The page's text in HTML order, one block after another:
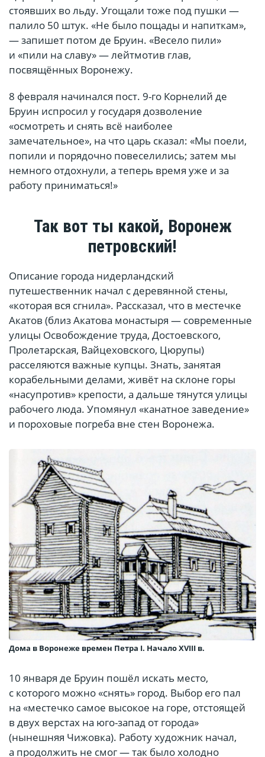
стоявших во льду. Угощали тоже под пушки —
палило 50 штук. «Не было пощады и напиткам»,
— запишет потом де Бруин. «Весело пили»
и «пили на славу» — лейтмотив глав,
посвящённых Воронежу.
8 февраля начинался пост. 9-го Корнелий де
Бруин испросил у государя дозволение
«осмотреть и снять всё наиболее
замечательное», на что царь сказал: «Мы поели,
попили и порядочно повеселились; затем мы
немного отдохнули, а теперь время уже и за
работу приниматься!»
Так вот ты какой, Воронеж
петровский!
Описание города нидерландский
путешественник начал с деревянной стены,
«которая вся сгнила». Рассказал, что в местечке
Акатов (близ Акатова монастыря — современные
улицы Освобождение труда, Достоевского,
Пролетарская, Вайцеховского, Цюрупы)
расселяются важные купцы. Знать, занятая
корабельными делами, живёт на склоне горы
«насупротив» крепости, а дальше тянутся улицы
рабочего люда. Упомянул «канатное заведение»
и пороховые погреба вне стен Воронежа.
Дома в Воронеже времен Петра I. Начало XVIII в.
10 января де Бруин пошёл искать место,
с которого можно «снять» город. Выбор его пал
на «местечко самое высокое на горе, отстоящей
в двух верстах на юго-запад от города»
(нынешняя Чижовка). Работу художник начал,
а продолжить не смог — так было холодно